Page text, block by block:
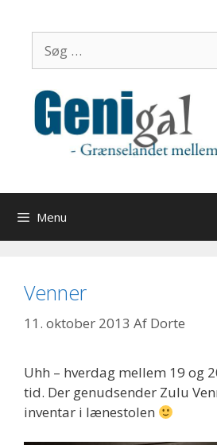
indhold
efter:
Menu
Venner
11. oktober 2013 Af Dorte
Uhh – hverdag mellem 19 og
tid. Der genudsender Zulu
inventar i lænestolen